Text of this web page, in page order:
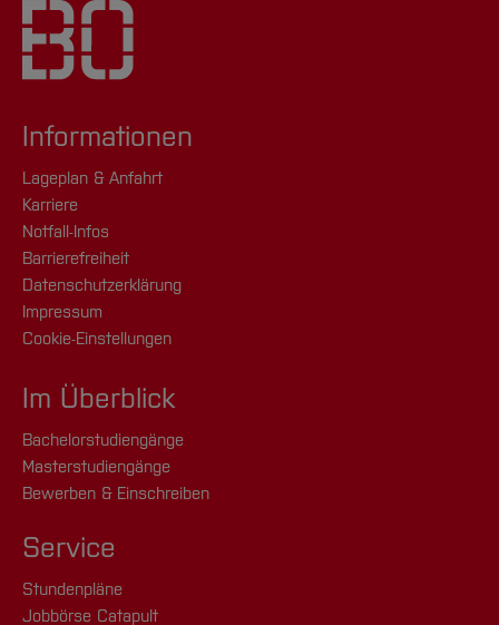
Informationen
Lageplan & Anfahrt
Karriere
Notfall-Infos
Barrierefreiheit
Datenschutzerklärung
Impressum
Cookie-Einstellungen
Im Überblick
Bachelorstudiengänge
Masterstudiengänge
Bewerben & Einschreiben
Service
Stundenpläne
Jobbörse Catapult